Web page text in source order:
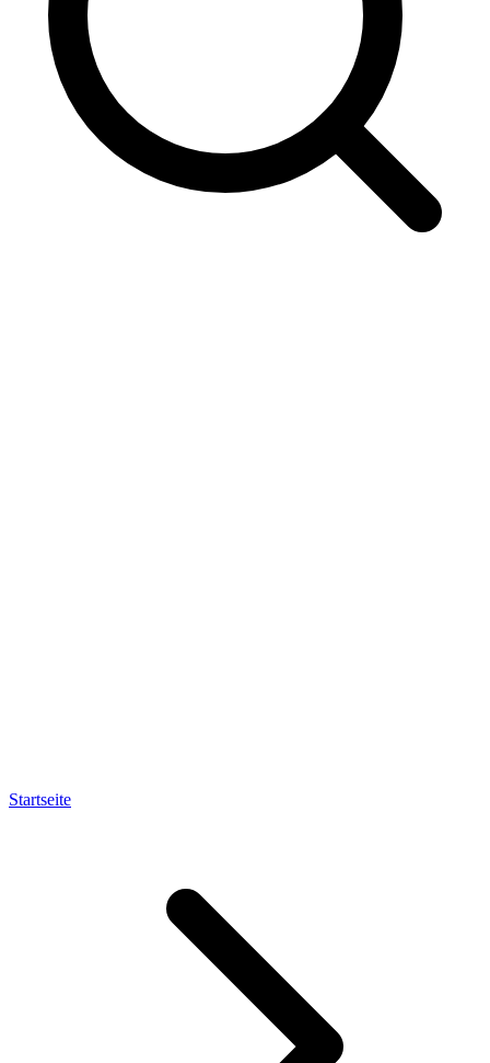
Startseite